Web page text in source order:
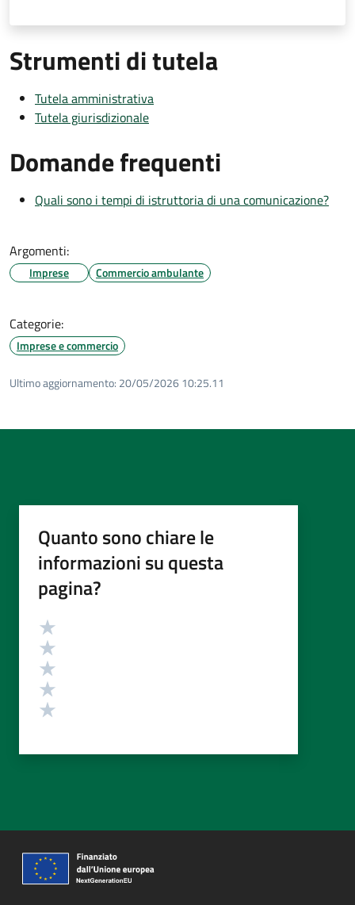
Strumenti di tutela
Tutela amministrativa
Tutela giurisdizionale
Domande frequenti
Quali sono i tempi di istruttoria di una comunicazione?
Argomenti:
Imprese Commercio ambulante
Categorie:
Imprese e commercio
Ultimo aggiornamento: 20/05/2026 10:25.11
Quanto sono chiare le
informazioni su questa
pagina?
Valutazione